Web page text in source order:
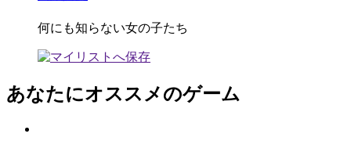
何にも知らない女の子たち
あなたにオススメのゲーム